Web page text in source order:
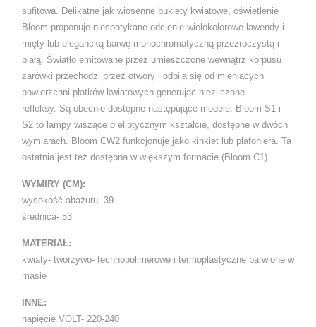
sufitowa. Delikatne jak wiosenne bukiety kwiatowe, oświetlenie
Bloom proponuje niespotykane odcienie wielokolorowe lawendy i
mięty lub elegancką barwę monochromatyczną przezroczystą i
białą. Światło emitowane przez umieszczone wewnątrz korpusu
żarówki przechodzi przez otwory i odbija się od mieniących
powierzchni płatków kwiatowych generując niezliczone
refleksy. Są obecnie dostępne następujące modele: Bloom S1 i
S2 to lampy wiszące o eliptycznym kształcie, dostępne w dwóch
wymiarach. Bloom CW2 funkcjonuje jako kinkiet lub plafoniera. Ta
ostatnia jest też dostępna w większym formacie (Bloom C1).
WYMIRY (CM):
wysokość abażuru- 39
średnica- 53
MATERIAŁ:
kwiaty- tworzywo- technopolimerowe i termoplastyczne barwione w
masie
INNE:
napięcie VOLT- 220-240